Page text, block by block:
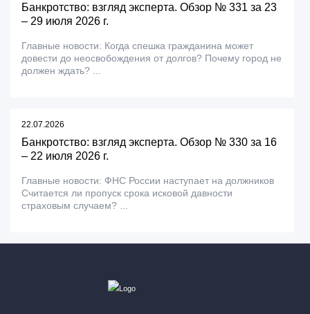
Банкротство: взгляд эксперта. Обзор № 331 за 23
– 29 июля 2026 г.
Главные новости: Когда спешка гражданина может
довести до неосвобождения от долгов? Почему город не
должен ждать? ...
22.07.2026
Банкротство: взгляд эксперта. Обзор № 330 за 16
– 22 июля 2026 г.
Главные новости: ФНС России наступает на должников
Считается ли пропуск срока исковой давности
страховым случаем? ...